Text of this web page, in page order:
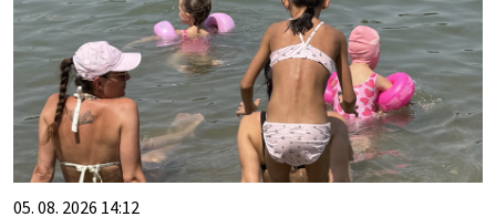
05. 08. 2026 14:12